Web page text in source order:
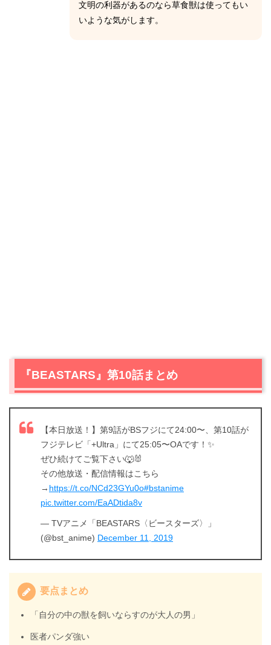
文明の利器があるのなら草食獣は使ってもい
いような気がします。
『BEASTARS』第10話まとめ
【本日放送！】第9話がBSフジにて24:00〜、第10話が
フジテレビ「+Ultra」にて25:05〜OAです！✨
ぜひ続けてご覧下さい🐺🐰
その他放送・配信情報はこちら
→ https://t.co/NCd23GYu0o#bstanime
pic.twitter.com/EaADtida8v
— TVアニメ「BEASTARS〈ビースターズ〉」
(@bst_anime) December 11, 2019
要点まとめ
「自分の中の獣を飼いならすのが大人の男」
医者パンダ強い